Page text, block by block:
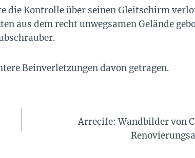
Kontrolle über seinen Gleitschirm
aus dem recht unwegsamen Gelände
Beinverletzungen davon getragen.
Arrecife: Wandbilder von